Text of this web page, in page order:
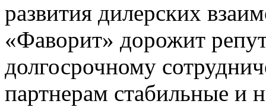
развития дилерских
«Фаворит» дорожит
долгосрочному
партнерам стабильные и